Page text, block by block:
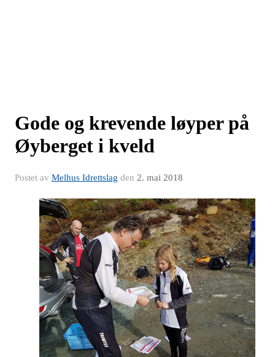
Gode og krevende løyper på
Øyberget i kveld
Postet av Melhus Idrettslag den 2. mai 2018